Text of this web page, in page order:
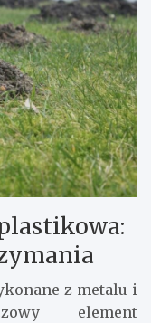
z metalu i
element